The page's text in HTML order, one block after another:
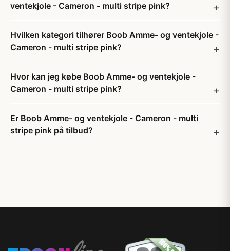
ventekjole - Cameron - multi stripe pink?
Hvilken kategori tilhører Boob Amme- og ventekjole -
Cameron - multi stripe pink?
Hvor kan jeg købe Boob Amme- og ventekjole -
Cameron - multi stripe pink?
Er Boob Amme- og ventekjole - Cameron - multi
stripe pink på tilbud?